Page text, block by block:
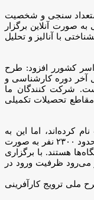
سنجی و شخصیت
صورت آنلاین برگزار
با آنالیز و تحلیل
کشورر افزود: طرح
آخر دوره کارشناسی و
شرکت کنندگان ما
تحصیلات تکمیلی
ثبت نام کرده‌اند، اما این به
معنای شرکت در طرح نیست. در حال حاضر، حدود ۲۳۰۰ نفر به صورت
هستند. با برگزاری
می‌رود ظرفیت ورود در
ملی ترویج کارآفرینی